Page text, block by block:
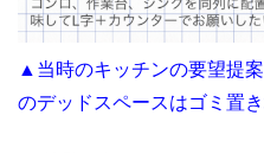
▲当時のキッチンの要望提
のデッドスペースはゴミ置き